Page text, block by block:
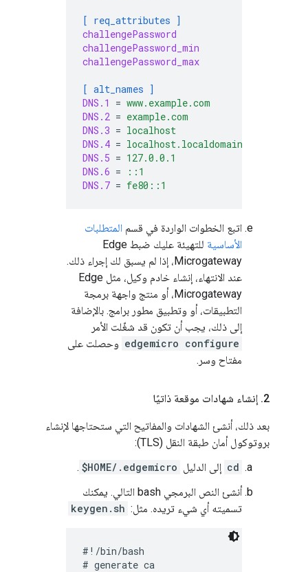
[ req_attributes ]
challengePassword
challengePassword_min
challengePassword_max
[ alt_names ]
DNS.1
= www.example.com
DNS.2 = example.com
DNS.3 = localhost
DNS.4 = localhost.localdomain
DNS.5 = 127.0.0.1
DNS.6 =
::1
DNS.7 = fe80::1
اتبع الخطوات الواردة في قسم المتطلبات
الأساسية
للتهيئة عليك ضبط Edge
Microgateway، إذا لم يسبق لك إجراء ذلك.
عند الانتهاء، إنشاء خادم وكيل، مثل Edge
Microgateway، أو منتج واجهة برمجة
التطبيقات، أو وتطبيق مطور برامج. بالإضافة
إلى ذلك، يجب أن تكون قد شغّلت الأمر
edgemicro configure وحصلت على
مفتاح وسر.
2
. إنشاء شهادات موقعة ذاتيًا
بعد ذلك، أنشئ الشهادات والمفاتيح التي ستحتاجها لإنشاء
بروتوكول أمان طبقة النقل (TLS):
cd إلى الدليل $HOME/.edgemicro
.
أنشئ النص البرمجي bash التالي. يمكنك
تسميته أي شيء تريده. مثل: keygen.sh
#!/bin/bash
# generate ca